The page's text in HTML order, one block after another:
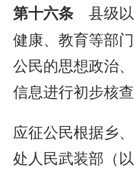
第十六条 县级
健康、教育等部
公民的思想政治
信息进行初步核查
应征公民根据乡
处人民武装部（